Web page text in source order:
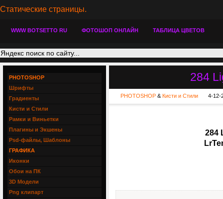
Статические страницы.
WWW BOTSETTO RU ФОТОШОП ОНЛАЙН ТАБЛИЦА ЦВЕТОВ
284
PHOTOSHOP & Кисти и Стили 4-12-
284
PHOTOSHOP
Шрифты
Градиенты
Кисти и Стили
Рамки и Виньетки
Плагины и Экшены
Psd-файлы, Шаблоны
ГРАФИКА
Иконки
Обои на ПК
3D Модели
Png клипарт